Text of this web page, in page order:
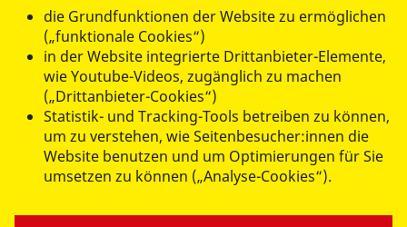
datenschutzkonform mitShariff
die Grundfunktionen der Website zu ermöglichen
(„funktionale Cookies“)
in der Website integrierte Drittanbieter-Elemente,
wie Youtube-Videos, zugänglich zu machen
(„Drittanbieter-Cookies“)
Statistik- und Tracking-Tools betreiben zu können,
um zu verstehen, wie Seitenbesucher:innen die
Website benutzen und um Optimierungen für Sie
umsetzen zu können („Analyse-Cookies“).